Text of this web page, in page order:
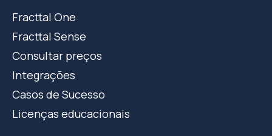
Fracttal One
Fracttal Sense
Consultar preços
Integrações
Casos de Sucesso
Licenças educacionais